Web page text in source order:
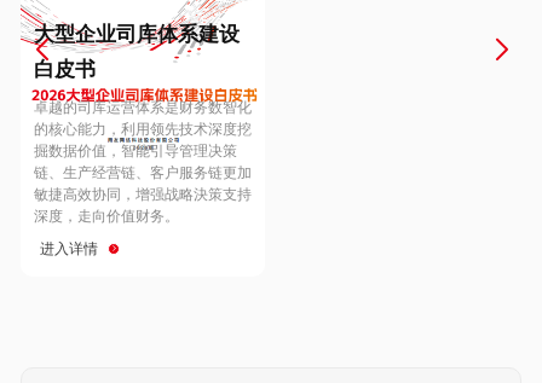
Europe
Hungary
Hong Kong
大型企业司库体系建设
白皮书
卓越的司库运营体系是财务数智化
的核心能力，利用领先技术深度挖
掘数据价值，智能引导管理决策
链、生产经营链、客户服务链更加
敏捷高效协同，增强战略決策支持
深度，走向价值财务。
进入详情